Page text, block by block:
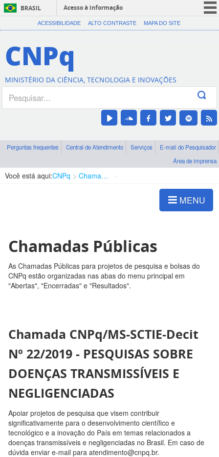
BRASIL
Acesso à informação
CORONAVÍRUS (COVID-19)
Canais
ACESSIBILIDADE ALTO CONTRASTE MAPA DO SITE
CNPq
MINISTÉRIO DA CIÊNCIA, TECNOLOGIA E INOVAÇÕES
Perguntas frequentes Central de Atendimento Serviços
E-mail do Pesquisador
Área de imprensa
Você está aqui:CNPq Chamadas
MENU
Chamadas Públicas
As Chamadas Públicas para projetos de pesquisa e bolsas do
CNPq estão organizadas nas abas do menu principal em
"Abertas", "Encerradas" e "Resultados".
Chamada CNPq/MS-SCTIE-Decit
Nº 22/2019 - PESQUISAS SOBRE
DOENÇAS TRANSMISSÍVEIS E
NEGLIGENCIADAS
Apoiar projetos de pesquisa que visem contribuir
significativamente para o desenvolvimento científico e
tecnológico e a inovação do País em temas relacionados a
doenças transmissíveis e negligenciadas no Brasil. Em caso de
dúvida enviar e-mail para atendimento@cnpq.br.